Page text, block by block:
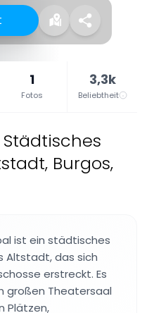
1
Fotos
3,3k
Beliebtheit
Städtisches
Burgos,
ist ein städtisches
Altstadt, das sich
erstreckt. Es
großen Theatersaal
Plätzen,